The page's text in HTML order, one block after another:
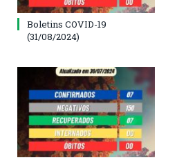
Boletins COVID-19
(31/08/2024)